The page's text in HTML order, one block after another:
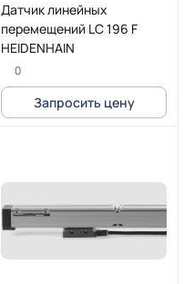
Датчик линейных
перемещений LC 196 F
HEIDENHAIN
0
Запросить цену